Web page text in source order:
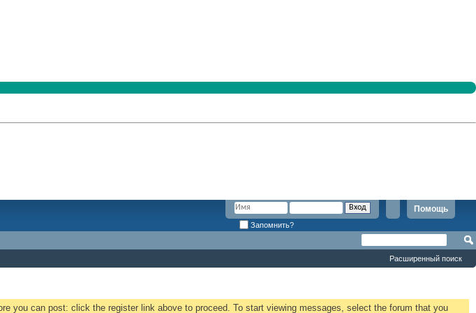
Помощь
Запомнить?
Расширенный поиск
you can post: click the register link above to proceed. To start viewing messages, select the forum that you